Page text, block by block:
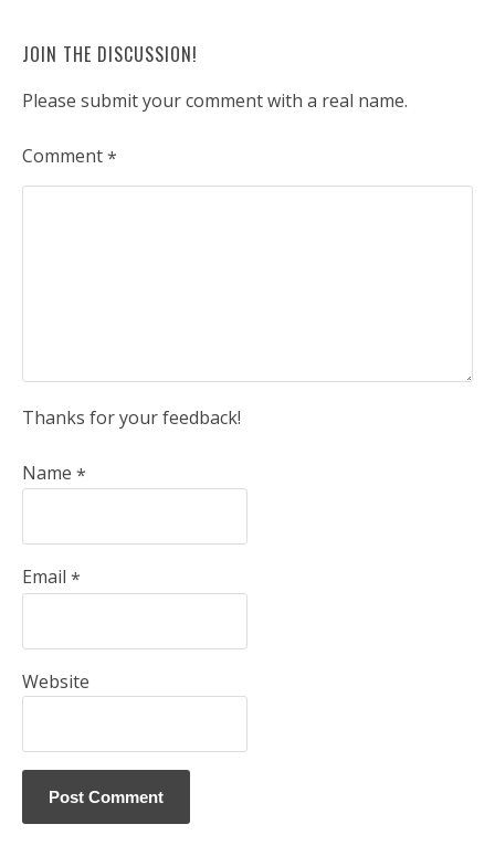
JOIN THE DISCUSSION!
Please submit your comment with a real name.
Comment*
Thanks for your feedback!
Name *
Email *
Website